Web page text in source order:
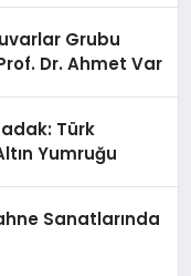
Grubu
Dr. Ahmet Var
Türk
Yumruğu
Sanatlarında